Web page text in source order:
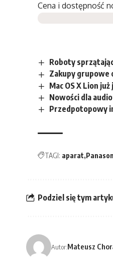
Cena i dostępność
Roboty
Zakupy grupowe
Mac OS X Lion
Nowości dla
Przedpotopowy
TAGI: aparat
Podziel się tym
Autor:Mateusz